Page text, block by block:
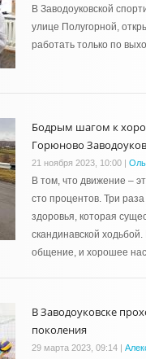
В Заводоуковской
улице Полугорной,
работать только по
Бодрым шагом к
Горюново
21 ноября 2023, 10:00 |
В том, что движение –
сто процентов. Три
здоровья, которая
скандинавской
общение, и хорошее
В Заводоуковске
поколения
29 марта 2023, 09:14 |